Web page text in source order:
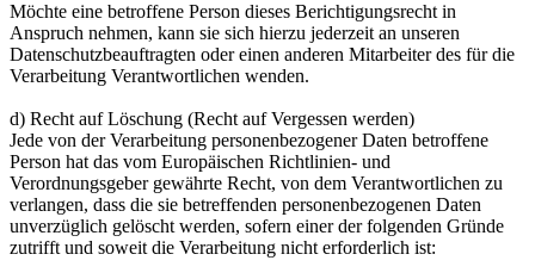
Möchte eine betroffene Person dieses Berichtigungsrecht in
Anspruch nehmen, kann sie sich hierzu jederzeit an unseren
Datenschutzbeauftragten oder einen anderen Mitarbeiter des für die
Verarbeitung Verantwortlichen wenden.
d) Recht auf Löschung (Recht auf Vergessen werden)
Jede von der Verarbeitung personenbezogener Daten betroffene
Person hat das vom Europäischen Richtlinien- und
Verordnungsgeber gewährte Recht, von dem Verantwortlichen zu
verlangen, dass die sie betreffenden personenbezogenen Daten
unverzüglich gelöscht werden, sofern einer der folgenden Gründe
zutrifft und soweit die Verarbeitung nicht erforderlich ist: